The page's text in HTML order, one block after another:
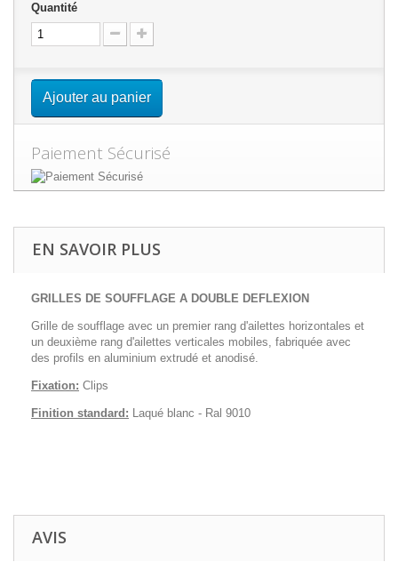
Quantité
Ajouter au panier
Paiement Sécurisé
EN SAVOIR PLUS
GRILLES DE SOUFFLAGE A DOUBLE DEFLEXION
Grille de soufflage avec un premier rang d'ailettes horizontales et
un deuxième rang d'ailettes verticales mobiles, fabriquée avec
des profils en aluminium extrudé et anodisé.
Fixation: Clips
Finition standard: Laqué blanc - Ral 9010
AVIS